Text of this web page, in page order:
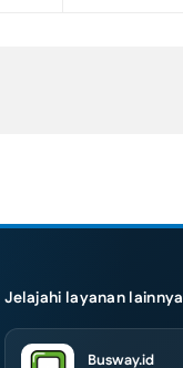
Jelajahi layanan lainnya
Busway.id